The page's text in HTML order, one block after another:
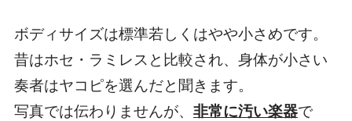
ボディサイズは標準若しくはやや小さめです。
昔はホセ・ラミレスと比較され、身体が小さい
奏者はヤコピを選んだと聞きます。
写真では伝わりませんが、 非常に汚い楽器で